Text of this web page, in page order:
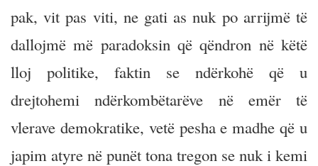
pak, vit pas viti, ne gati as nuk po arrijmë të
dallojmë më paradoksin që qëndron në këtë
lloj politike, faktin se ndërkohë që u
drejtohemi ndërkombëtarëve në emër të
vlerave demokratike, vetë pesha e madhe që u
japim atyre në punët tona tregon se nuk i kemi